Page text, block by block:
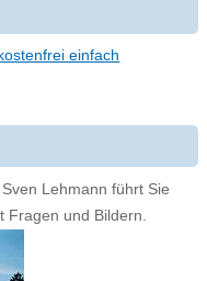
einfach
Lehmann führt Sie
Fragen und Bildern.